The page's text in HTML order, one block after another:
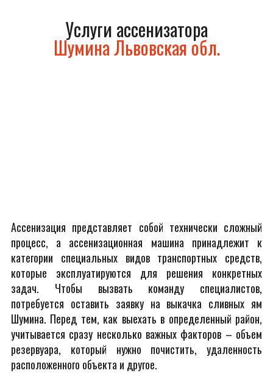
Услуги ассенизатора
Шумина Львовская обл.
Ассенизация представляет собой технически сложный
процесс, а ассенизационная машина принадлежит к
категории специальных видов транспортных средств,
которые эксплуатируются для решения конкретных
задач. Чтобы вызвать команду специалистов,
потребуется оставить заявку на выкачка сливных ям
Шумина. Перед тем, как выехать в определенный район,
учитывается сразу несколько важных факторов – объем
резервуара, который нужно почистить, удаленность
расположенного объекта и другое.